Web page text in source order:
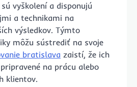
sú vyškolení a disponujú
a technikami na
výsledkov. Týmto
môžu sústrediť na svoje
bratislava zaistí, že ich
na prácu alebo
klientov.